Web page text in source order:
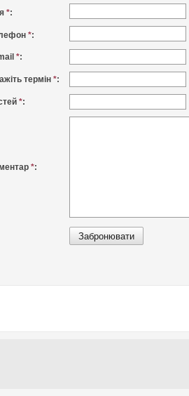
*:
*:
*:
термін *:
*:
*: